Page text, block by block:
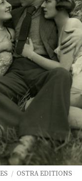
/ OSTRA EDITIONS